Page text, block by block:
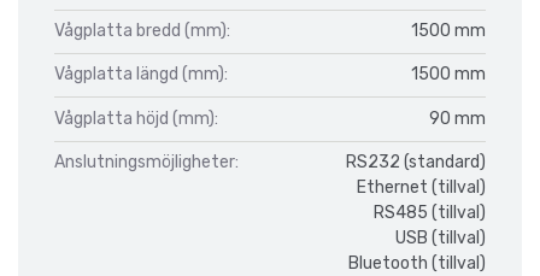
Vågplatta bredd (mm): 1500 mm
Vågplatta längd (mm): 1500 mm
Vågplatta höjd (mm): 90 mm
Anslutningsmöjligheter:
RS232 (standard)
Ethernet (tillval)
RS485 (tillval)
USB (tillval)
Bluetooth (tillval)